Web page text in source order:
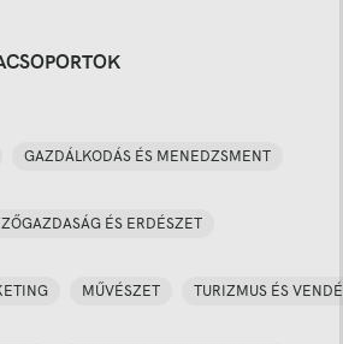
GAZDÁLKODÁS ÉS MENEDZSMENT
ÉS ERDÉSZET
MŰVÉSZET TURIZMUS ÉS